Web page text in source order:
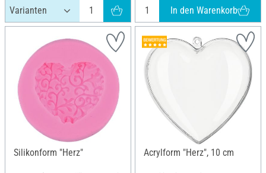
In den Warenkorb
Silikonform "Herz" Acrylform "Herz", 10 cm